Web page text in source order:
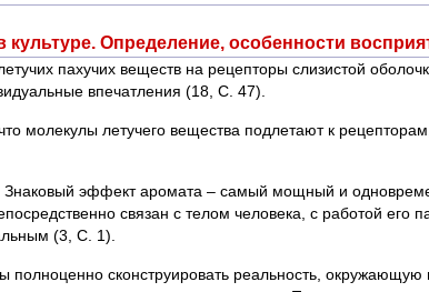
культуре. Определение, особенности
пахучих веществ на рецепторы слизистой
впечатления (18, С. 47).
молекулы летучего вещества подлетают к
Знаковый эффект аромата – самый мощный и
связан с телом человека, с работой его
(3, С. 1).
полноценно сконструировать реальность,